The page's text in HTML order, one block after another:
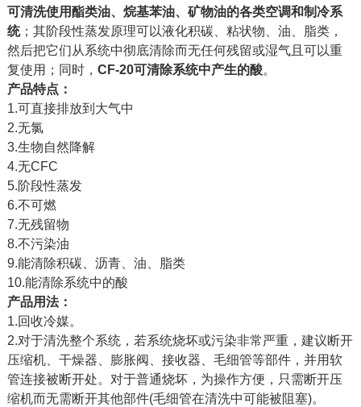
可清洗使用酯类油、烷基苯油、矿物油的各类空调和制冷系
统；其阶段性蒸发原理可以液化积碳、粘状物、油、脂类，
然后把它们从系统中彻底清除而无任何残留或湿气且可以重
复使用；同时， CF-20可清除系统中产生的酸。
产品特点：
1.可直接排放到大气中
2.无氯
3.生物自然降解
4.无CFC
5.阶段性蒸发
6.不可燃
7.无残留物
8.不污染油
9.能清除积碳、沥青、油、脂类
10.能清除系统中的酸
产品用法：
1.回收冷媒。
2.对于清洗整个系统，若系统烧坏或污染非常严重，建议断开
压缩机、干燥器、膨胀阀、接收器、毛细管等部件，并用软
管连接被断开处。对于普通烧坏，为操作方便，只需断开压
缩机而无需断开其他部件(毛细管在清洗中可能被阻塞)。